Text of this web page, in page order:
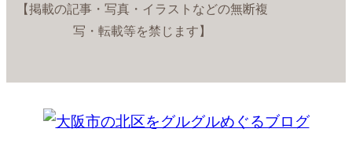
【掲載の記事・写真・イラストなどの無断複
写・転載等を禁じます】